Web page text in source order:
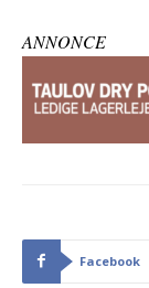
ANNONCE
Facebook